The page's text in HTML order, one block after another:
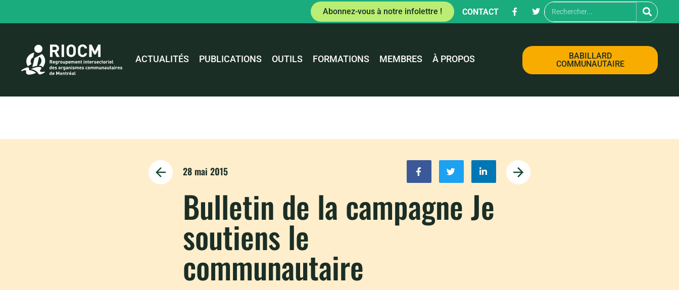
Abonnez-vous à notre infolettre ! CONTACT
ACTUALITÉS PUBLICATIONS OUTILS FORMATIONS MEMBRES À PROPOS
BABILLARD
COMMUNAUTAIRE
28 mai 2015
Bulletin de la campagne Je
soutiens le
communautaire